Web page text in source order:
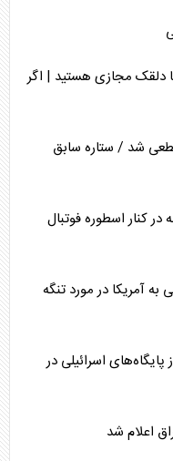
دلقک مجازی هستید | اگر
شد / ستاره سابق
پایان یک دوره ۳۰ ساله در کنار اسطوره فوتبال
آمریکا در مورد تنگه
اسرائیلی در
اعلام شد